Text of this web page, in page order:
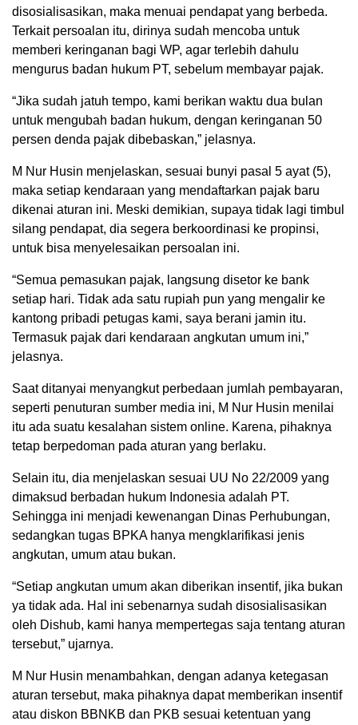
disosialisasikan, maka menuai pendapat yang berbeda.
Terkait persoalan itu, dirinya sudah mencoba untuk
memberi keringanan bagi WP, agar terlebih dahulu
mengurus badan hukum PT, sebelum membayar pajak.
“Jika sudah jatuh tempo, kami berikan waktu dua bulan
untuk mengubah badan hukum, dengan keringanan 50
persen denda pajak dibebaskan,” jelasnya.
M Nur Husin menjelaskan, sesuai bunyi pasal 5 ayat (5),
maka setiap kendaraan yang mendaftarkan pajak baru
dikenai aturan ini. Meski demikian, supaya tidak lagi timbul
silang pendapat, dia segera berkoordinasi ke propinsi,
untuk bisa menyelesaikan persoalan ini.
“Semua pemasukan pajak, langsung disetor ke bank
setiap hari. Tidak ada satu rupiah pun yang mengalir ke
kantong pribadi petugas kami, saya berani jamin itu.
Termasuk pajak dari kendaraan angkutan umum ini,”
jelasnya.
Saat ditanyai menyangkut perbedaan jumlah pembayaran,
seperti penuturan sumber media ini, M Nur Husin menilai
itu ada suatu kesalahan sistem online. Karena, pihaknya
tetap berpedoman pada aturan yang berlaku.
Selain itu, dia menjelaskan sesuai UU No 22/2009 yang
dimaksud berbadan hukum Indonesia adalah PT.
Sehingga ini menjadi kewenangan Dinas Perhubungan,
sedangkan tugas BPKA hanya mengklarifikasi jenis
angkutan, umum atau bukan.
“Setiap angkutan umum akan diberikan insentif, jika bukan
ya tidak ada. Hal ini sebenarnya sudah disosialisasikan
oleh Dishub, kami hanya mempertegas saja tentang aturan
tersebut,” ujarnya.
M Nur Husin menambahkan, dengan adanya ketegasan
aturan tersebut, maka pihaknya dapat memberikan insentif
atau diskon BBNKB dan PKB sesuai ketentuan yang